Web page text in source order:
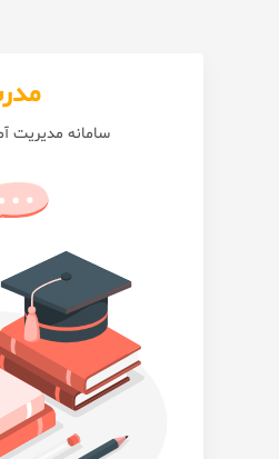
سامانه مدیریت